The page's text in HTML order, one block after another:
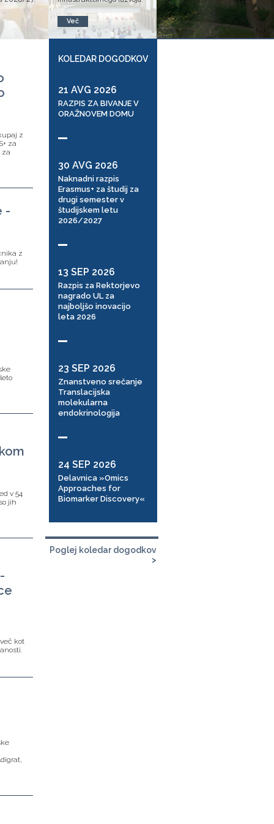
Več
z
za
za
-
z
v 54
jih
kot
KOLEDAR DOGODKOV
21 AVG 2026
RAZPIS ZA BIVANJE V
ORAŽNOVEM DOMU
30 AVG 2026
Naknadni razpis
Erasmus+ za študij za
drugi semester v
študijskem letu
2026/2027
13 SEP 2026
Razpis za Rektorjevo
nagrado UL za
najboljšo inovacijo
leta 2026
23 SEP 2026
Znanstveno srečanje
Translacijska
molekularna
endokrinologija
24 SEP 2026
Delavnica »Omics
Approaches for
Biomarker Discovery«
Poglej koledar dogodkov
>